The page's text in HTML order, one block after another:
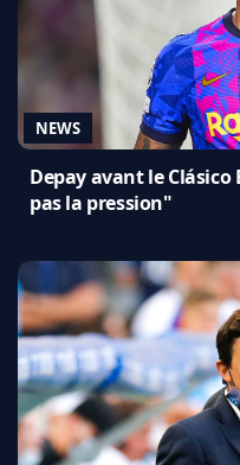
NEWS
Depay avant le Clásico
pas la pression"